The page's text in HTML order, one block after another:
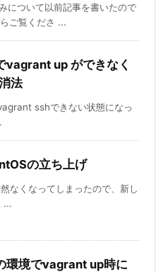
について以前記事を書いたので
ご覧くださ ...
vagrant up ができなく
法
sshできない状態になっ
の立ち上げ
なくなってしまったので、新し
...
環境でvagrant up時に